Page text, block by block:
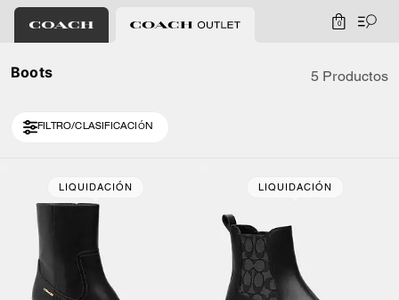
0
Boots 5 Productos
FILTRO/CLASIFICACIÓN
LIQUIDACIÓN LIQUIDACIÓN